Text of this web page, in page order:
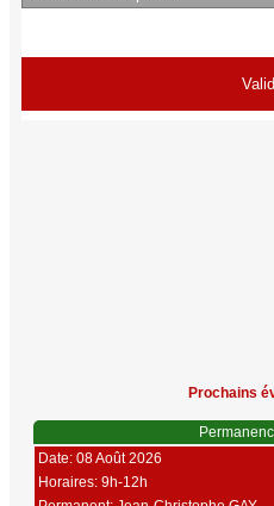
Prochains
Date: 08 Août 2026
Horaires: 9h-12h